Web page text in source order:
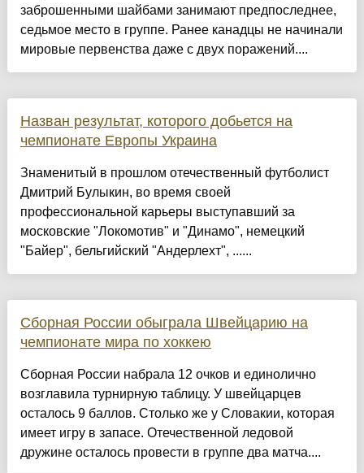
заброшенными шайбами занимают предпоследнее,
седьмое место в группе. Ранее канадцы не начинали
мировые первенства даже с двух поражений....
Назван результат, которого добьется на
чемпионате Европы Украина
Знаменитый в прошлом отечественный футболист
Дмитрий Булыкин, во время своей
профессиональной карьеры выступавший за
московские "Локомотив" и "Динамо", немецкий
"Байер", бельгийский "Андерлехт", ......
Сборная России обыграла Швейцарию на
чемпионате мира по хоккею
Сборная России набрала 12 очков и единолично
возглавила турнирную таблицу. У швейцарцев
осталось 9 баллов. Столько же у Словакии, которая
имеет игру в запасе. Отечественной ледовой
дружине осталось провести в группе два матча....